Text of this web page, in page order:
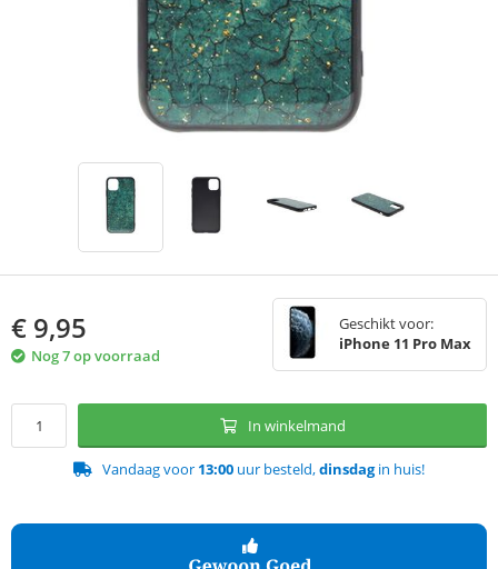
€ 9,95
Nog 7 op voorraad
Geschikt voor:
iPhone 11 Pro Max
In winkelmand
Vandaag voor 13:00 uur besteld,dinsdagin huis!